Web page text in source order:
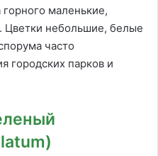
маленькие,
Цветки небольшие, белые
часто
городских парков и